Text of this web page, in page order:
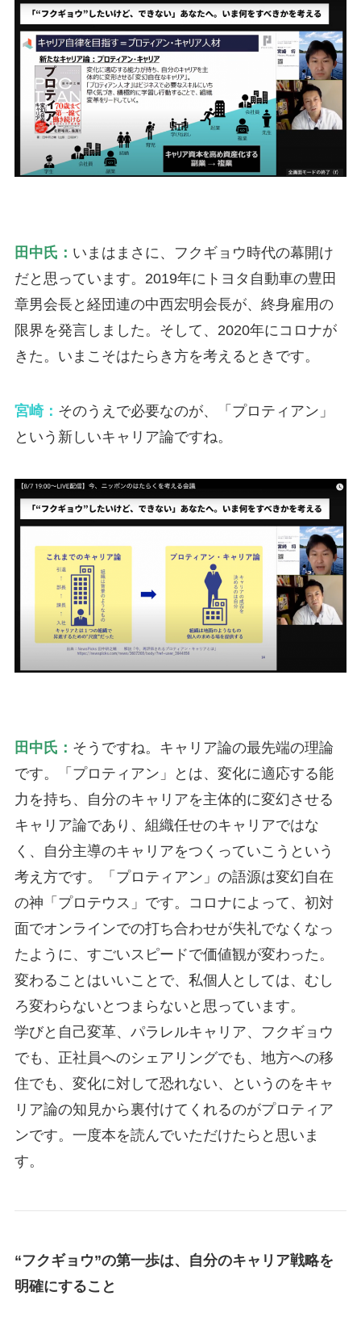
田中氏： いまはまさに、フクギョウ時代の幕開け
だと思っています。2019年にトヨタ自動車の豊田
章男会長と経団連の中西宏明会長が、終身雇用の
限界を発言しました。そして、2020年にコロナが
きた。いまこそはたらき方を考えるときです。
宮崎： そのうえで必要なのが、「プロティアン」
という新しいキャリア論ですね。
田中氏： そうですね。キャリア論の最先端の理論
です。「プロティアン」とは、変化に適応する能
力を持ち、自分のキャリアを主体的に変幻させる
キャリア論であり、組織任せのキャリアではな
く、自分主導のキャリアをつくっていこうという
考え方です。「プロティアン」の語源は変幻自在
の神「プロテウス」です。コロナによって、初対
面でオンラインでの打ち合わせが失礼でなくなっ
たように、すごいスピードで価値観が変わった。
変わることはいいことで、私個人としては、むし
ろ変わらないとつまらないと思っています。
学びと自己変革、パラレルキャリア、フクギョウ
でも、正社員へのシェアリングでも、地方への移
住でも、変化に対して恐れない、というのをキャ
リア論の知見から裏付けてくれるのがプロティア
ンです。一度本を読んでいただけたらと思いま
す。
“フクギョウ”の第一歩は、自分のキャリア戦略を
明確にすること